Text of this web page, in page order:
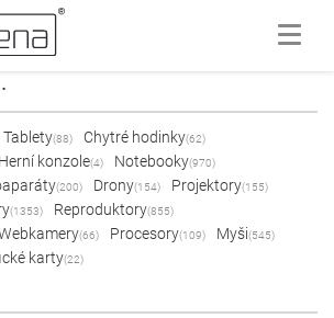
Tablety(88) Chytré hodinky(62)
Herní konzole(4) Notebooky(970)
(200) Drony(154) Projektory(155)
(1353) Reproduktory(855)
(66) Procesory(109) Myši(545)
karty(22)